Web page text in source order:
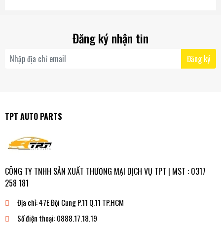
Đăng ký nhận tin
Đăng ký
TPT AUTO PARTS
CÔNG TY TNHH SẢN XUẤT THƯƠNG MẠI DỊCH VỤ TPT | MST : 0317
258 181
Địa chỉ:47E Đội Cung P.11 Q.11 TP.HCM
Số điện thoại:0888.17.18.19